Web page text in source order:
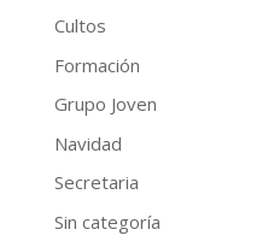
Cultos
Formación
Grupo Joven
Navidad
Secretaria
Sin categoría